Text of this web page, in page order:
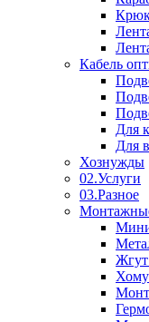
Кабель
Для
Для
Хознужды
02.Услуги
03.Разное
Жгут